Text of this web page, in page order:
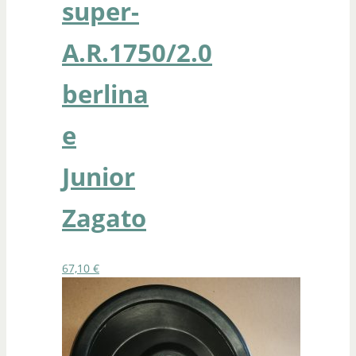
super-
A.R.1750/2.0
berlina
e
Junior
Zagato
67,10 €